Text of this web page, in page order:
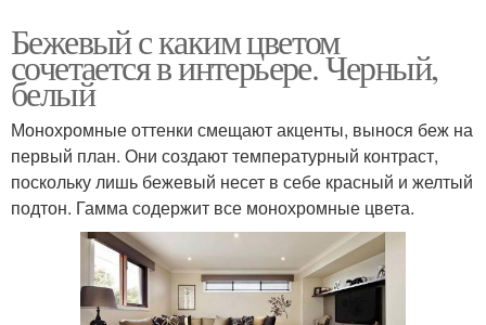
Бежевый с каким цветом
сочетается в интерьере. Черный,
белый
Монохромные оттенки смещают акценты, вынося беж на
первый план. Они создают температурный контраст,
поскольку лишь бежевый несет в себе красный и желтый
подтон. Гамма содержит все монохромные цвета.